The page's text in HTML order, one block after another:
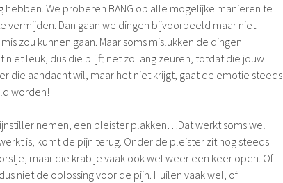
hebben. We proberen BANG op alle mogelijke manieren te
vermijden. Dan gaan we dingen bijvoorbeeld maar niet
zou kunnen gaan. Maar soms mislukken de dingen
niet leuk, dus die blijft net zo lang zeuren, totdat die jouw
die aandacht wil, maar het niet krijgt, gaat de emotie steeds
worden!
nemen, een pleister plakken…Dat werkt soms wel
is, komt de pijn terug. Onder de pleister zit nog steeds
maar die krab je vaak ook wel weer een keer open. Of
niet de oplossing voor de pijn. Huilen vaak wel, of